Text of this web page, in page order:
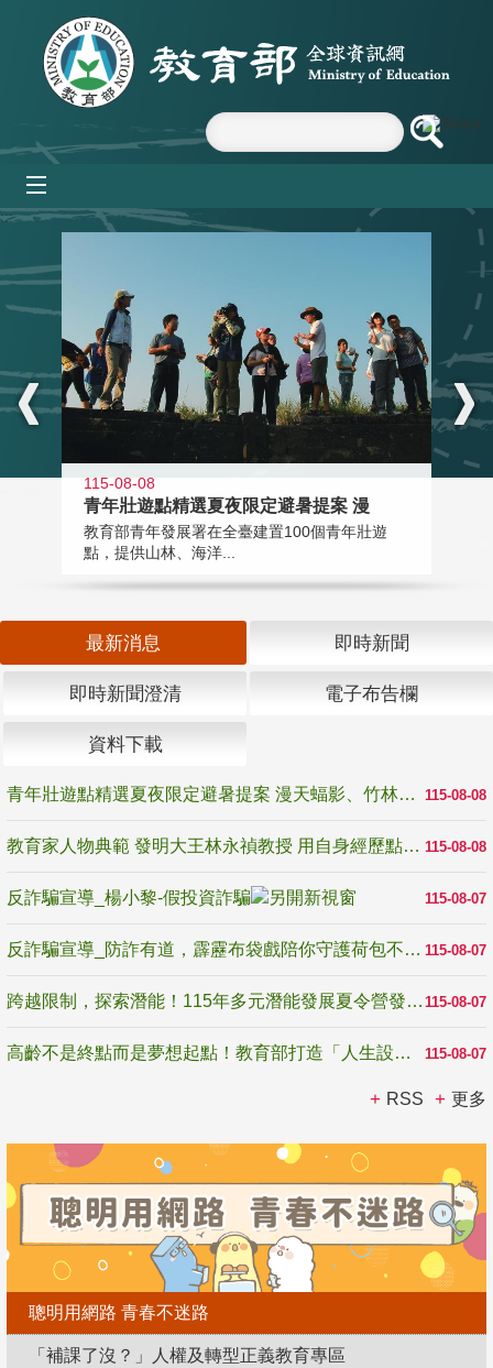
跳到主要內容區塊
:::
115-08-08
青年壯遊點精選夏夜限定避暑提案 漫
教育部青年發展署在全臺建置100個青年壯遊
點，提供山林、海洋...
最新消息 即時新聞
即時新聞澄清 電子布告欄
資料下載
115-08-08
青年壯遊點精選夏夜限定避暑提案 漫天蝠影、竹林尋蛙、茶香夜觀 邀青年暮色出發
115-08-08
教育家人物典範 發明大王林永禎教授 用自身經歷點亮學生的路
115-08-07
反詐騙宣導_楊小黎-假投資詐騙
115-08-07
反詐騙宣導_防詐有道，霹靂布袋戲陪你守護荷包不受騙
115-08-07
跨越限制，探索潛能！115年多元潛能發展夏令營發掘生命無限可能
115-08-07
高齡不是終點而是夢想起點！教育部打造「人生設計夢工場」 參展第3屆高齡健康產業博覽會
RSS 更多
聰明用網路 青春不迷路
「補課了沒？」人權及轉型正義教育專區